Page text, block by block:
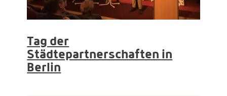
Tag der
Städtepartnerschaften in
Berlin